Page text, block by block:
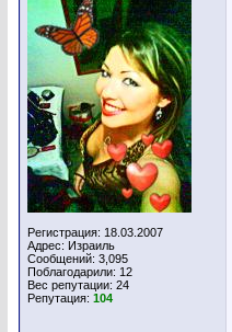
Регистрация: 18.03.2007
Адрес: Израиль
Сообщений: 3,095
Поблагодарили: 12
Вес репутации: 24
Репутация: 104